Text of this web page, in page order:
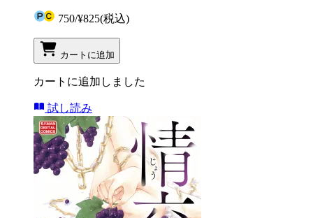
750/¥825(税込)
カートに追加
カートに追加しました
試し読み